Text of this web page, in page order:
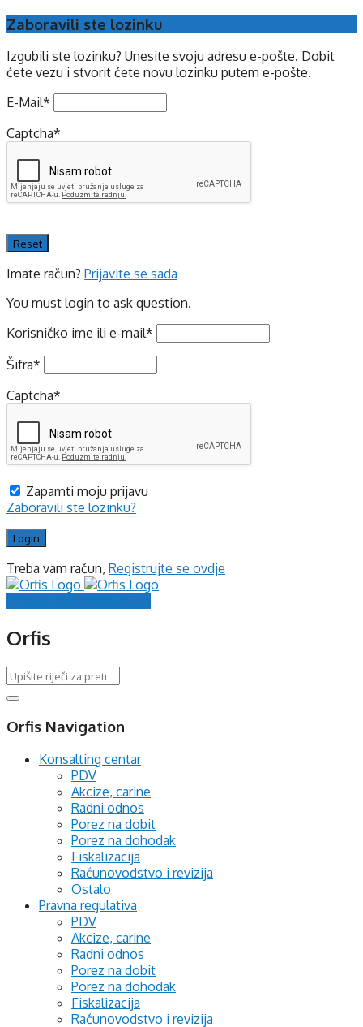
Zaboravili ste lozinku
Izgubili ste lozinku? Unesite svoju adresu e-pošte. Dobit
ćete vezu i stvorit ćete novu lozinku putem e-pošte.
E-Mail*
Captcha*
Imate račun? Prijavite se sada
You must login to ask question.
Korisničko ime ili e-mail*
Šifra*
Captcha*
Zapamti moju prijavu
Zaboravili ste lozinku?
Treba vam račun, Registrujte se ovdje
Orfis
Orfis Navigation
Konsalting centar
PDV
Akcize, carine
Radni odnos
Porez na dobit
Porez na dohodak
Fiskalizacija
Računovodstvo i revizija
Ostalo
Pravna regulativa
PDV
Akcize, carine
Radni odnos
Porez na dobit
Porez na dohodak
Fiskalizacija
Računovodstvo i revizija